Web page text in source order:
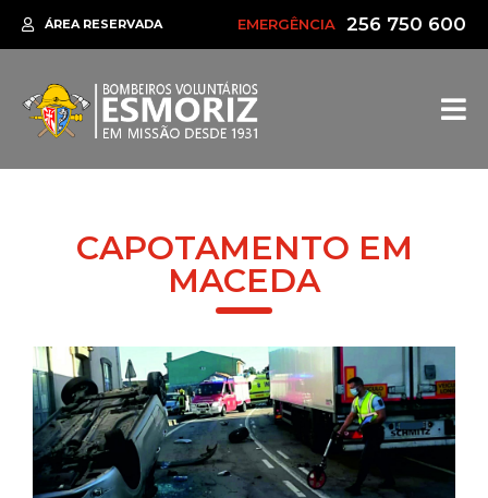
ÁREA RESERVADA EMERGÊNCIA 256 750 600
CAPOTAMENTO EM
MACEDA